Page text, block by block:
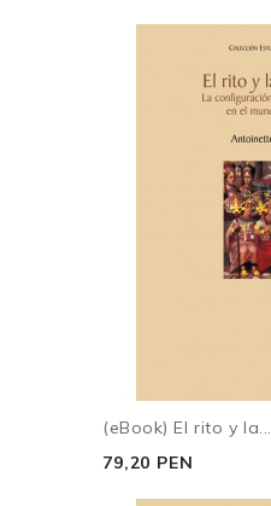
(eBook) El rito y la...
79,20 PEN